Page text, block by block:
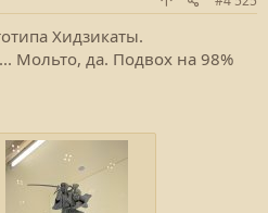
Хидзикаты.
Мольто, да. Подвох на 98%